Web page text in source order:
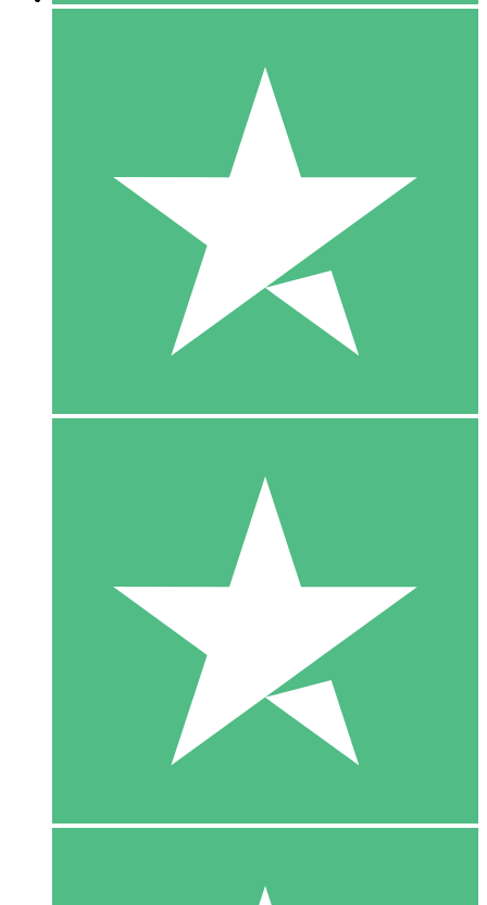
10 Descargas
20 00